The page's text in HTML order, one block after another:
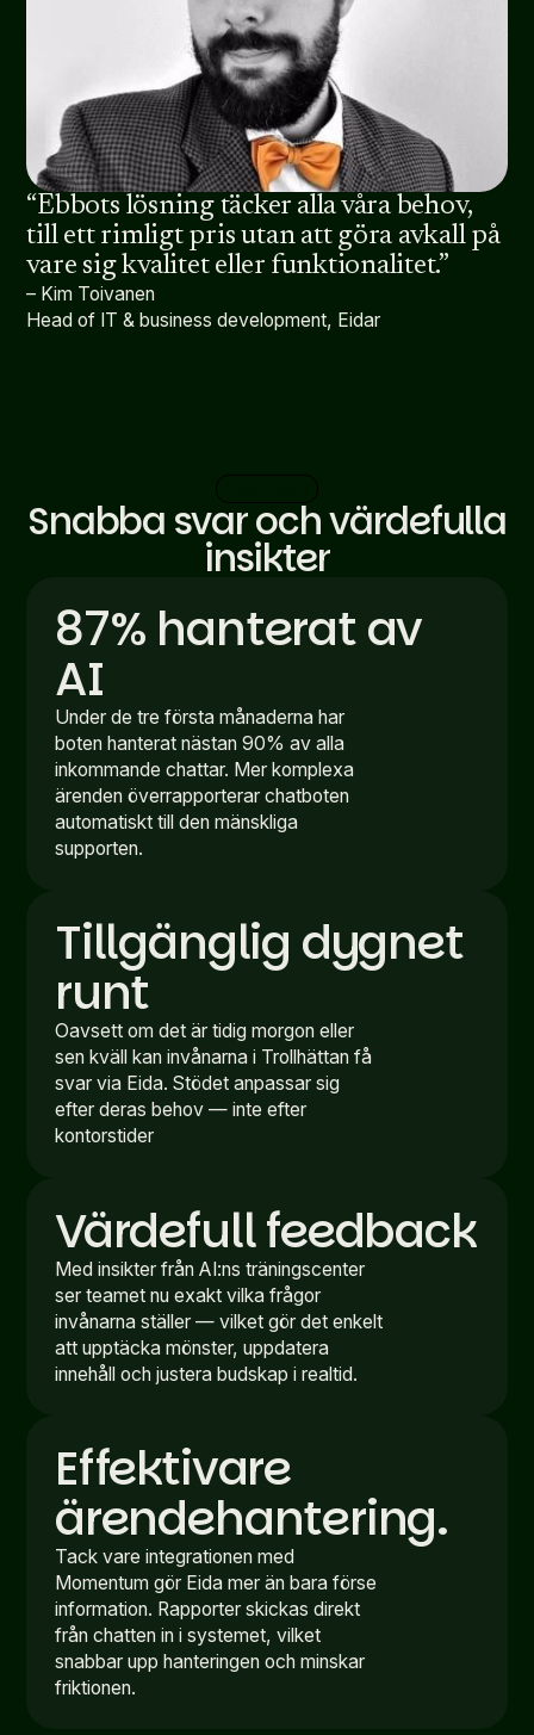
“Ebbots lösning täcker alla våra behov,
till ett rimligt pris utan att göra avkall på
vare sig kvalitet eller funktionalitet.”
– Kim Toivanen
Head of IT & business development, Eidar
Snabba svar och värdefulla
insikter
87% hanterat av
AI
Under de tre första månaderna har
boten hanterat nästan 90% av alla
inkommande chattar. Mer komplexa
ärenden överrapporterar chatboten
automatiskt till den mänskliga
supporten.
Tillgänglig dygnet
runt
Oavsett om det är tidig morgon eller
sen kväll kan invånarna i Trollhättan få
svar via Eida. Stödet anpassar sig
efter deras behov — inte efter
kontorstider
Värdefull feedback
Med insikter från AI:ns träningscenter
ser teamet nu exakt vilka frågor
invånarna ställer — vilket gör det enkelt
att upptäcka mönster, uppdatera
innehåll och justera budskap i realtid.
Effektivare
ärendehantering.
Tack vare integrationen med
Momentum gör Eida mer än bara förse
information. Rapporter skickas direkt
från chatten in i systemet, vilket
snabbar upp hanteringen och minskar
friktionen.